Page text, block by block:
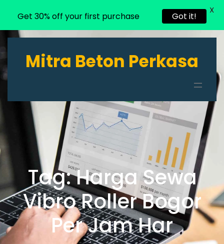
Lewati
ke
konten
Mitra Beton Perkasa
Tag:Harga Sewa
Vibro Roller Bogor
Per Jam Har
Get 30% off your first purchase Got it!
X